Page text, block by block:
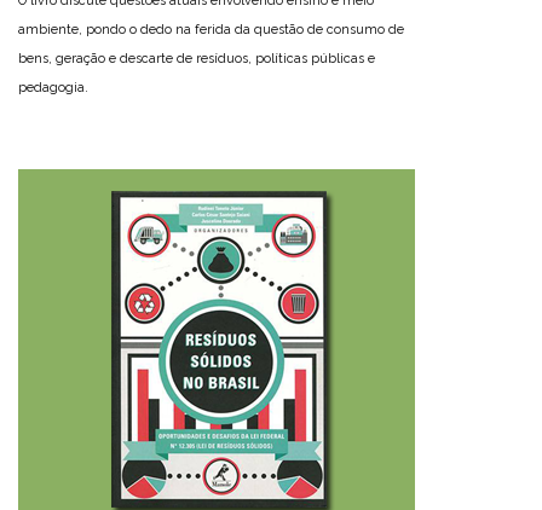
ambiente, pondo o dedo na ferida da questão de consumo de
bens, geração e descarte de resíduos, políticas públicas e
pedagogia.